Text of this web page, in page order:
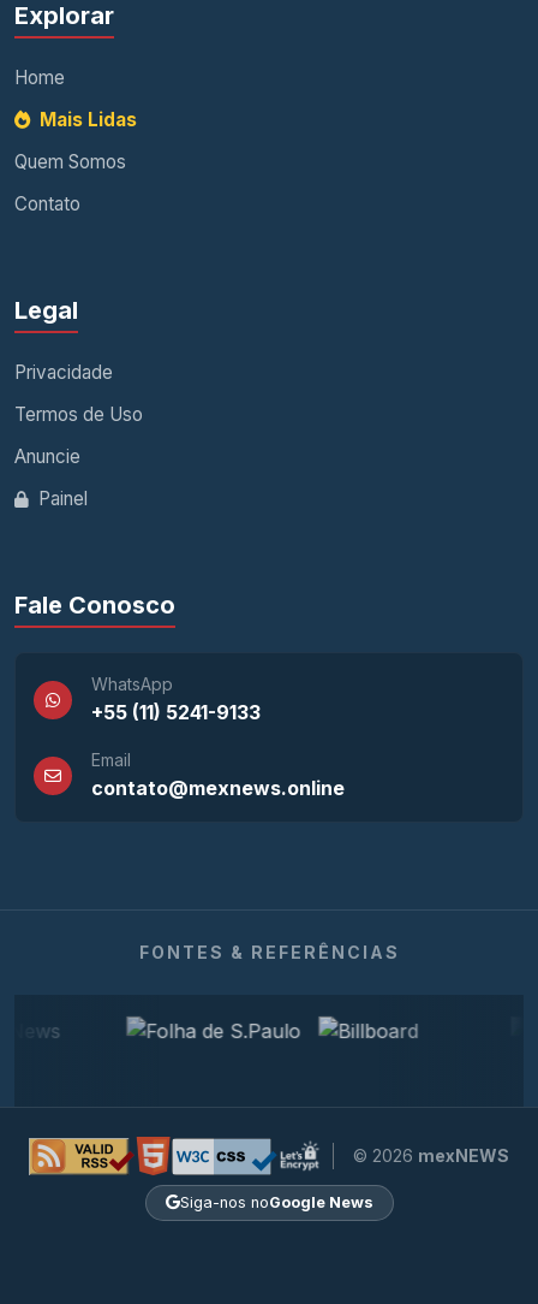
Explorar
Home
Mais Lidas
Quem Somos
Contato
Legal
Privacidade
Termos de Uso
Anuncie
Painel
Fale Conosco
WhatsApp
+55 (11) 5241-9133
Email
contato@mexnews.online
FONTES & REFERÊNCIAS
© 2026 mexNEWS
Siga-nos noGoogle News